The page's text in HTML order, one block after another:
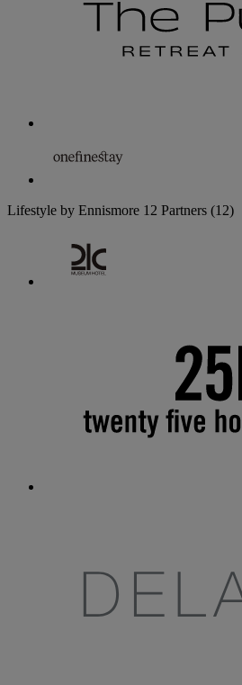
Lifestyle by Ennismore 12 Partners (12)